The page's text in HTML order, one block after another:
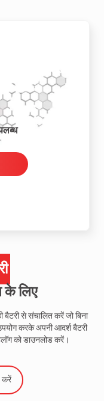
के लिए
बैटरी से संचालित करें जो बिना
करके अपनी आदर्श बैटरी
को डाउनलोड करें।
करें